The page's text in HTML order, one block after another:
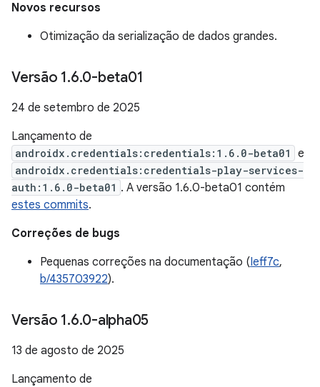
Novos recursos
Otimização da serialização de dados grandes.
Versão 1.6.0-beta01
24 de setembro de 2025
Lançamento de
androidx.credentials:credentials:1.6.0-beta01 e
androidx.credentials:credentials-play-services-
auth:1.6.0-beta01 . A versão 1.6.0-beta01 contém
estes commits.
Correções de bugs
Pequenas correções na documentação (Ieff7c,
b/435703922).
Versão 1.6.0-alpha05
13 de agosto de 2025
Lançamento de